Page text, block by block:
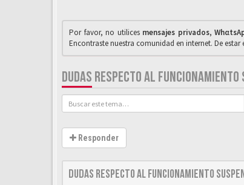
Por favor, no utilices mensajes privados,
Encontraste nuestra comunidad en internet. De
DUDAS RESPECTO AL FUNCIONAMIENTO
Responder
Dudas respecto al funcionamiento